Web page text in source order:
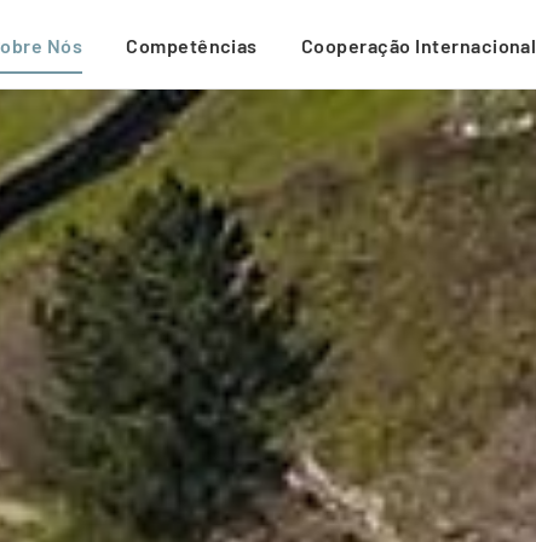
Nós Competências Cooperação Internacional